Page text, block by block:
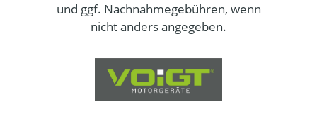
und ggf. Nachnahmegebühren, wenn
nicht anders angegeben.